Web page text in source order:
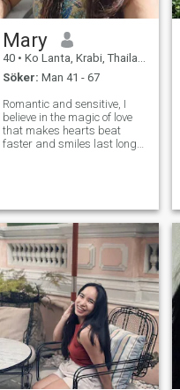
Mary
40 • Ko Lanta, Krabi, Thailand
Söker: Man 41 - 67
Romantic and sensitive, I
believe in the magic of love
that makes hearts beat
faster and smiles last longer.
laughter, and I'm searching
for